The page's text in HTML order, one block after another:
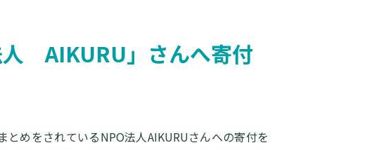
人 AIKURU」さんへ寄付
めをされているNPO法人AIKURUさんへの寄付を